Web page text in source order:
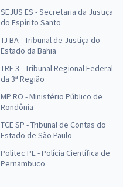
SEJUS ES - Secretaria da Justiça
do Espírito Santo
TJ BA - Tribunal de Justiça do
Estado da Bahia
TRF 3 - Tribunal Regional Federal
da 3ª Região
MP RO - Ministério Público de
Rondônia
TCE SP - Tribunal de Contas do
Estado de São Paulo
Politec PE - Polícia Científica de
Pernambuco